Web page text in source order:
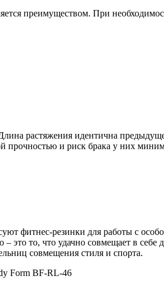
преимуществом. При
растяжения идентична
прочностью и риск брака у них
фитнес-резинки для работы с
это то, что удачно совмещает в
совмещения стиля и спорта.